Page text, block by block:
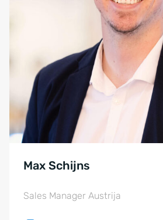
Max Schijns
Sales Manager Austrija